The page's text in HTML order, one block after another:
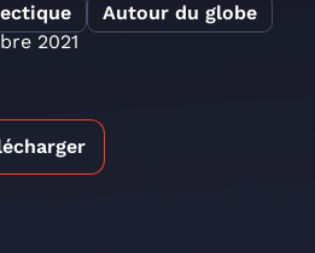
Autour du globe
2021